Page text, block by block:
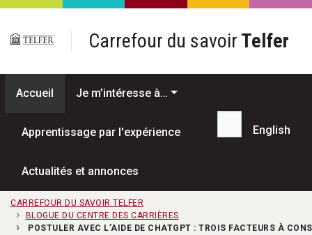
Passer au contenu principal
Carrefour du savoir Telfer
Accueil Je m’intéresse à…
Apprentissage par l'expérience
Actualités et annonces
Recherche...
English
CARREFOUR DU SAVOIR TELFER
BLOGUE DU CENTRE DES CARRIÈRES
POSTULER AVEC L’AIDE DE CHATGPT : TROIS FACTEURS À